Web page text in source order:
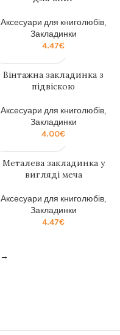
Аксесуари для книголюбів,
Закладинки
4.47€
Вінтажна закладинка з
підвіскою
Аксесуари для книголюбів,
Закладинки
4.00€
Металева закладинка у
вигляді меча
Аксесуари для книголюбів,
Закладинки
4.47€
→